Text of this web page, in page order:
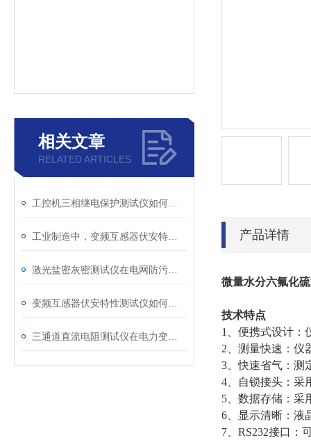
相关文章
RELATED ARTICLES
产品详情
微量水分六氟化
技术特点
1、便携式设计：
2、测量快速：仪
3、快速省气：测
4、自锁接头：采
5、数据存储：采
6、显示清晰：液
7、RS232接口：